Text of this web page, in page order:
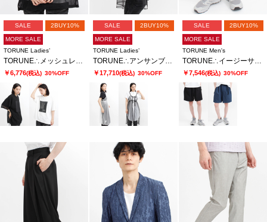
SALE 2BUY10%
MORE SALE
TORUNE Ladies’
TORUNE∴メッシュレーヤードTシャツ
￥6,776(税込) 30%OFF
SALE 2BUY10%
MORE SALE
TORUNE Ladies’
TORUNE∴アンサンブルレーヤードワンピ
￥17,710(税込) 30%OFF
SALE 2BUY10%
MORE SALE
TORUNE Men's
TORUNE∴イージーサッカーショーツ
￥7,546(税込) 30%OFF